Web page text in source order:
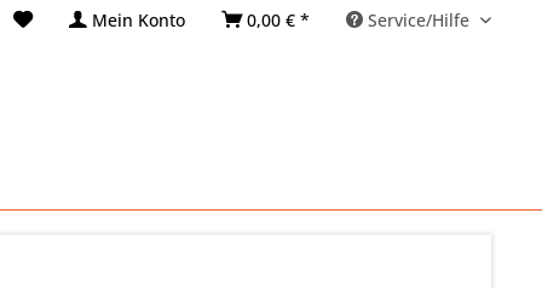
Mein Konto 0,00 € * Service/Hilfe